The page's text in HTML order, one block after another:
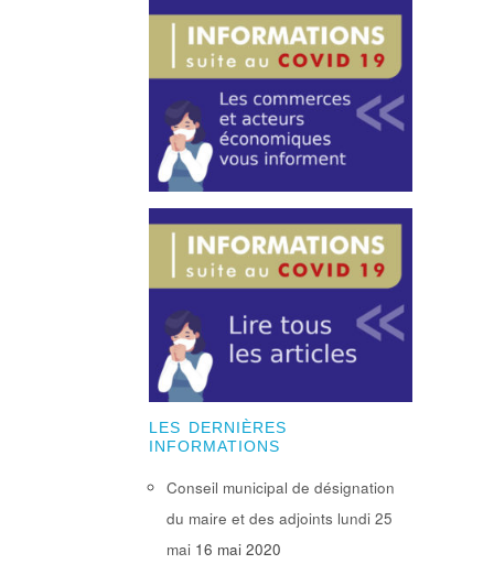
LES DERNIÈRES
INFORMATIONS
Conseil municipal de désignation
du maire et des adjoints lundi 25
mai 16 mai 2020